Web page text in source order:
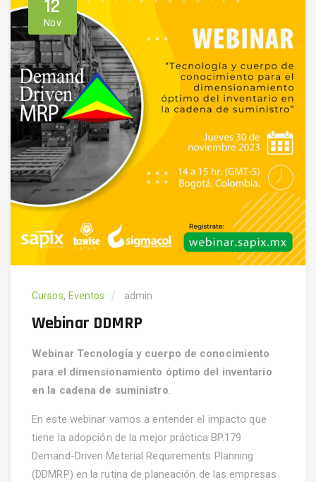
12
Nov
Cursos, Eventos admin
Webinar DDMRP
Webinar Tecnología y cuerpo de conocimiento
para el dimensionamiento óptimo del inventario
en la cadena de suministro.
En este webinar vamos a entender el impacto que
tiene la adopción de la mejor práctica BP.179
Demand-Driven Meterial Requirements Planning
(DDMRP) en la rutina de planeación de las empresas